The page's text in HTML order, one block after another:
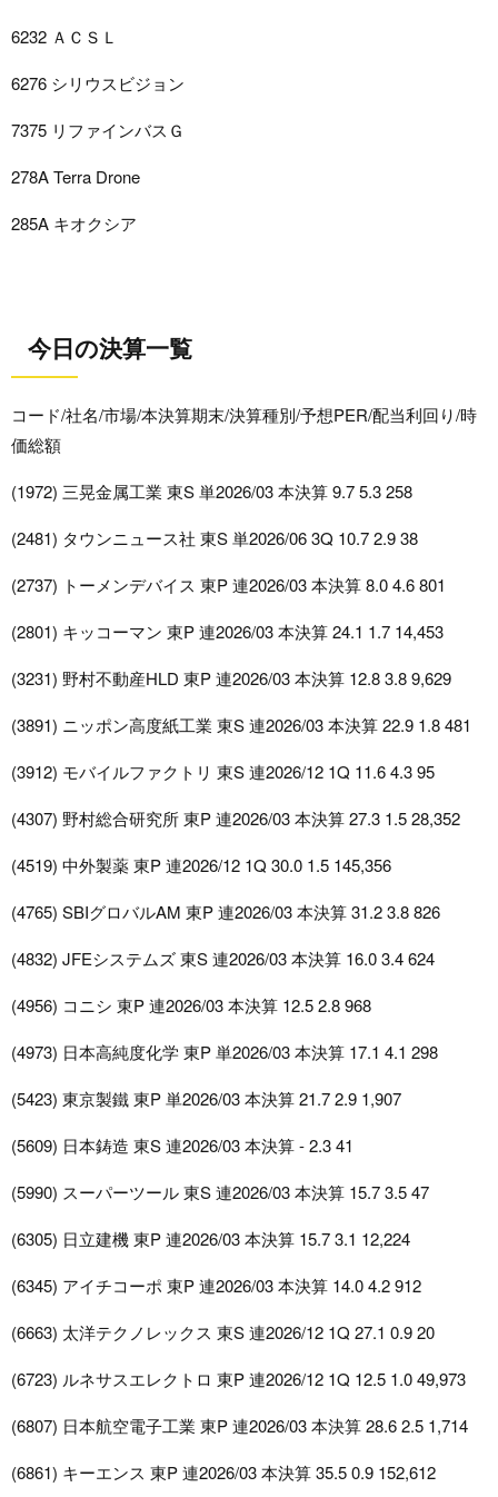
6232 ＡＣＳＬ
6276 シリウスビジョン
7375 リファインバスＧ
278A Terra Drone
285A キオクシア
今日の決算一覧
コード/社名/市場/本決算期末/決算種別/予想PER/配当利回り/時
価総額
(1972) 三晃金属工業 東S 単2026/03 本決算 9.7 5.3 258
(2481) タウンニュース社 東S 単2026/06 3Q 10.7 2.9 38
(2737) トーメンデバイス 東P 連2026/03 本決算 8.0 4.6 801
(2801) キッコーマン 東P 連2026/03 本決算 24.1 1.7 14,453
(3231) 野村不動産HLD 東P 連2026/03 本決算 12.8 3.8 9,629
(3891) ニッポン高度紙工業 東S 連2026/03 本決算 22.9 1.8 481
(3912) モバイルファクトリ 東S 連2026/12 1Q 11.6 4.3 95
(4307) 野村総合研究所 東P 連2026/03 本決算 27.3 1.5 28,352
(4519) 中外製薬 東P 連2026/12 1Q 30.0 1.5 145,356
(4765) SBIグロバルAM 東P 連2026/03 本決算 31.2 3.8 826
(4832) JFEシステムズ 東S 連2026/03 本決算 16.0 3.4 624
(4956) コニシ 東P 連2026/03 本決算 12.5 2.8 968
(4973) 日本高純度化学 東P 単2026/03 本決算 17.1 4.1 298
(5423) 東京製鐵 東P 単2026/03 本決算 21.7 2.9 1,907
(5609) 日本鋳造 東S 連2026/03 本決算 - 2.3 41
(5990) スーパーツール 東S 連2026/03 本決算 15.7 3.5 47
(6305) 日立建機 東P 連2026/03 本決算 15.7 3.1 12,224
(6345) アイチコーポ 東P 連2026/03 本決算 14.0 4.2 912
(6663) 太洋テクノレックス 東S 連2026/12 1Q 27.1 0.9 20
(6723) ルネサスエレクトロ 東P 連2026/12 1Q 12.5 1.0 49,973
(6807) 日本航空電子工業 東P 連2026/03 本決算 28.6 2.5 1,714
(6861) キーエンス 東P 連2026/03 本決算 35.5 0.9 152,612